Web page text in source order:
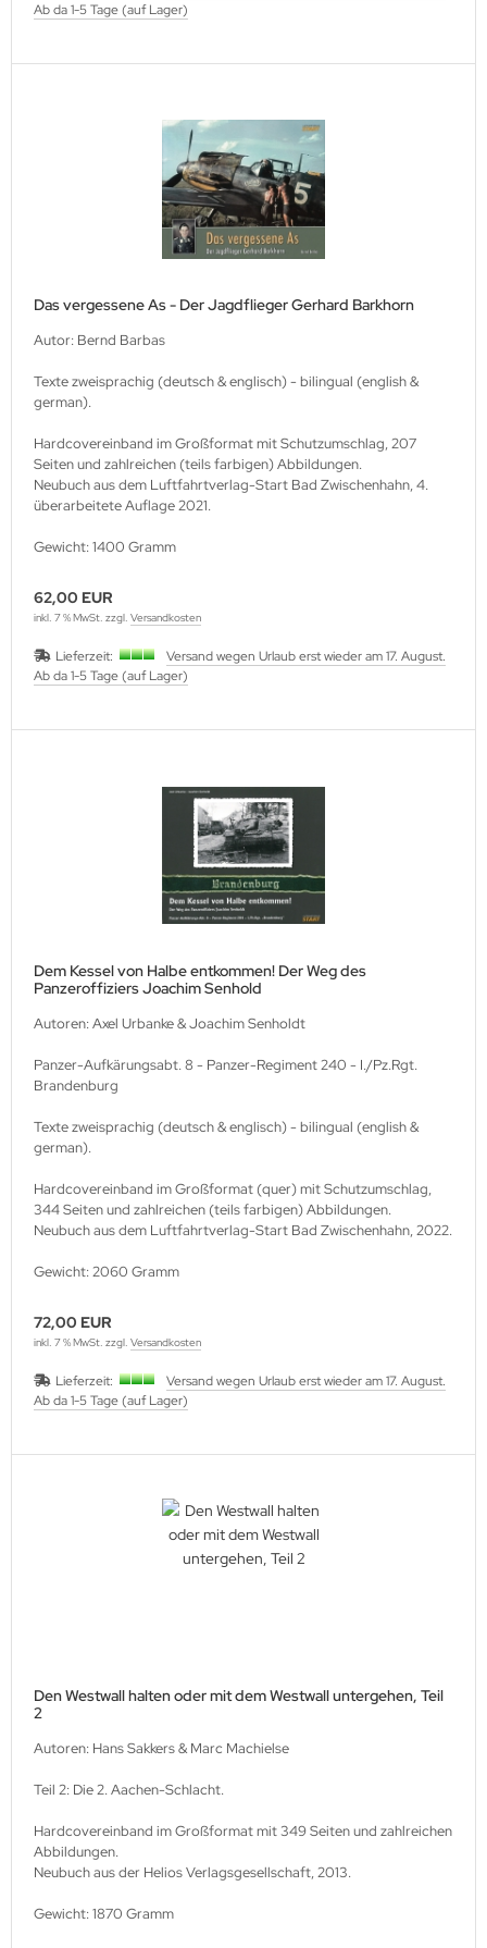
Ab da 1-5 Tage (auf Lager)
Das vergessene As - Der Jagdflieger Gerhard Barkhorn
Autor: Bernd Barbas
Texte zweisprachig (deutsch & englisch) - bilingual (english &
german).
Hardcovereinband im Großformat mit Schutzumschlag, 207
Seiten und zahlreichen (teils farbigen) Abbildungen.
Neubuch aus dem Luftfahrtverlag-Start Bad Zwischenhahn, 4.
überarbeitete Auflage 2021.
Gewicht: 1400 Gramm
62,00 EUR
inkl. 7 % MwSt. zzgl. Versandkosten
Lieferzeit:
Versand wegen Urlaub erst wieder am 17. August.
Ab da 1-5 Tage (auf Lager)
Dem Kessel von Halbe entkommen! Der Weg des
Panzeroffiziers Joachim Senhold
Autoren: Axel Urbanke & Joachim Senholdt
Panzer-Aufkärungsabt. 8 - Panzer-Regiment 240 - I./Pz.Rgt.
Brandenburg
Texte zweisprachig (deutsch & englisch) - bilingual (english &
german).
Hardcovereinband im Großformat (quer) mit Schutzumschlag,
344 Seiten und zahlreichen (teils farbigen) Abbildungen.
Neubuch aus dem Luftfahrtverlag-Start Bad Zwischenhahn, 2022.
Gewicht: 2060 Gramm
72,00 EUR
inkl. 7 % MwSt. zzgl. Versandkosten
Lieferzeit:
Versand wegen Urlaub erst wieder am 17. August.
Ab da 1-5 Tage (auf Lager)
Den Westwall halten oder mit dem Westwall untergehen, Teil
2
Autoren: Hans Sakkers & Marc Machielse
Teil 2: Die 2. Aachen-Schlacht.
Hardcovereinband im Großformat mit 349 Seiten und zahlreichen
Abbildungen.
Neubuch aus der Helios Verlagsgesellschaft, 2013.
Gewicht: 1870 Gramm